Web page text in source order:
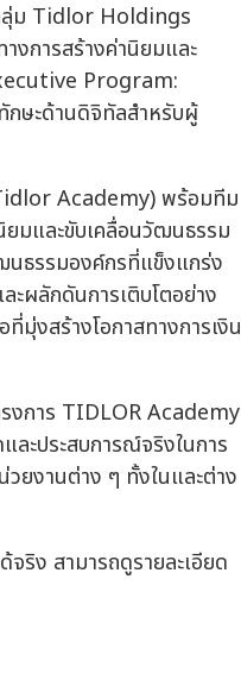
ลุ่ม Tidlor Holdings
การสร้างค่านิยมและ
Program:
ษะด้านดิจิทัลสำหรับผู้
Academy) พร้อมทีม
มและขับเคลื่อนวัฒนธรรม
นธรรมองค์กรที่แข็งแกร่ง
ะผลักดันการเติบโตอย่าง
งสร้างโอกาสทางการเงิน
งการ TIDLOR Academy
ะประสบการณ์จริงในการ
ยงานต่าง ๆ ทั้งในและต่าง
ริง สามารถดูรายละเอียด